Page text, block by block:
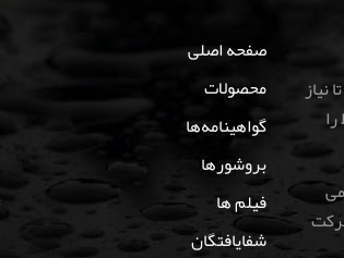
نیاز
صفحه اصلی
محصولات
گواهینامه‌ها
بروشورها
فیلم ها
شفایافتگان